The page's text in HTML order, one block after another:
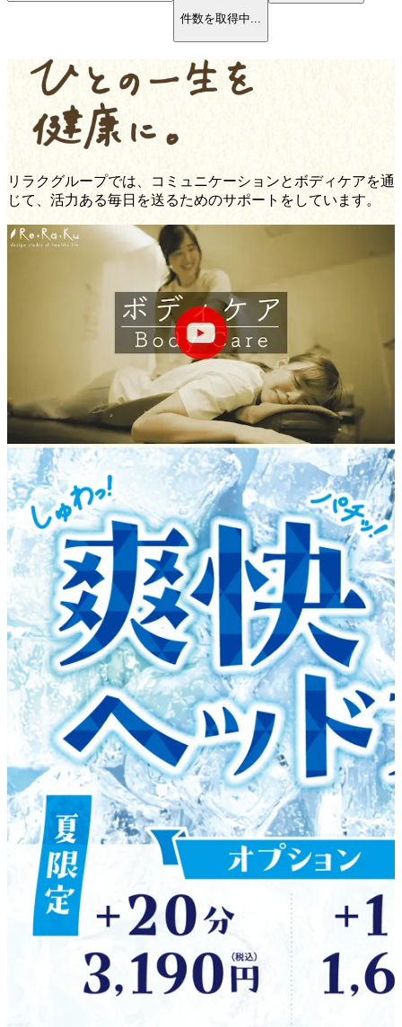
件数を取得中...
リラクグループでは、コミュニケーションとボディケアを通
じて、活力ある毎日を送るためのサポートをしています。